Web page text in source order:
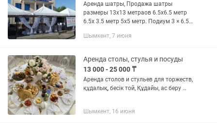
Аренда шатры, Продажа шатры
размеры 13х13 метраов 6.5х6.5 метр
6.5х 3.5 метр 5х5 метр. Подиум 3 × 6.5
доставка бесплатно.
Шымкент, 7 июня
Аренда столы, стулья и посуды
13 000 - 25 000 ₸
Аренда столов и стульев для торжеств,
құдалық, бесік той, Құдайы, ас беру …
Шымкент, 16 июня